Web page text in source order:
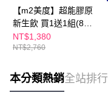
【m2美度】超能膠原
新生飲 買1送1組(8入/
盒.孫藝珍代言-膠原蛋
白)
NT$1,380
NT$2,760
本分類熱銷全站排行